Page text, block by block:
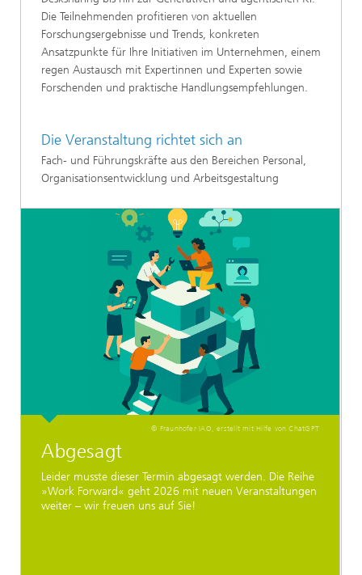
Die Teilnehmenden profitieren von aktuellen
Forschungsergebnisse und Trends, konkreten
Ansatzpunkte für Ihre Initiativen im Unternehmen, einem
regen Austausch mit Expertinnen und Experten sowie
Forschenden und praktische Handlungsempfehlungen.
Die Veranstaltung richtet sich an
Fach- und Führungskräfte aus den Bereichen Personal,
Organisationsentwicklung und Arbeitsgestaltung
© Fraunhofer IAO, erstellt mit Hilfe von ChatGPT
Abgesagt
Leider musste dieser Termin abgesagt werden. Die Reihe
»Work Forward« geht 2026 mit neuen Veranstaltungen
weiter – wir freuen uns auf Sie!